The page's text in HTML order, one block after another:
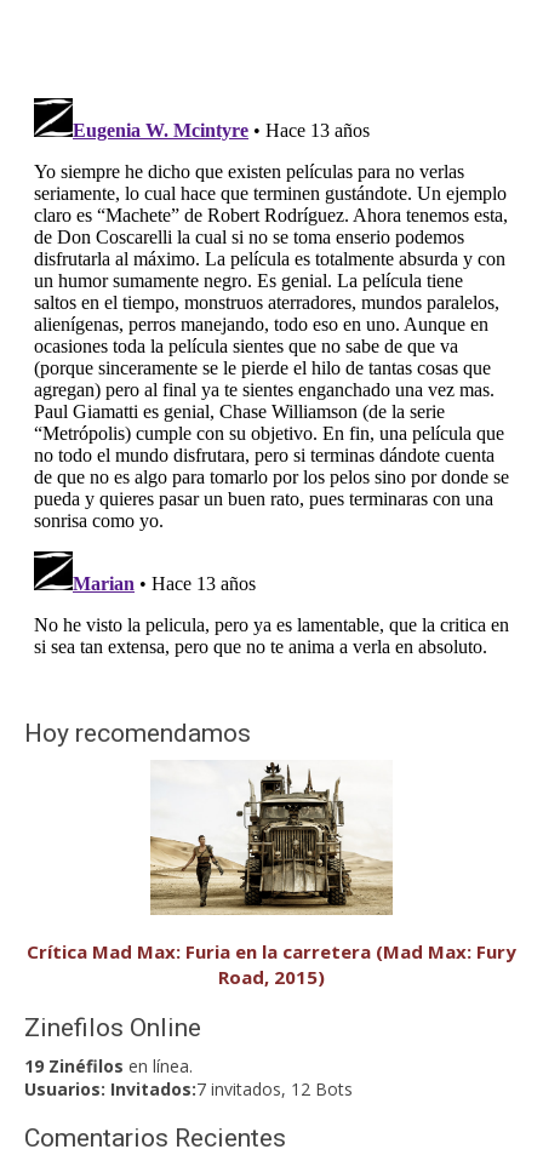
Hoy recomendamos
Crítica Mad Max: Furia en la carretera (Mad Max: Fury
Road, 2015)
Zinefilos Online
19 Zinéfilos en línea.
Usuarios: Invitados:7 invitados, 12 Bots
Comentarios Recientes